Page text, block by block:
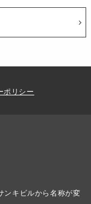
ポリシー
ンキビルから名称が変